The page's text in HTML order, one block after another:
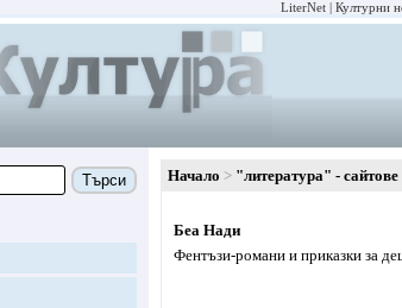
LiterNet Културни
Търси Начало "литература" -
Беа Нади
Фентъзи-романи и приказки за